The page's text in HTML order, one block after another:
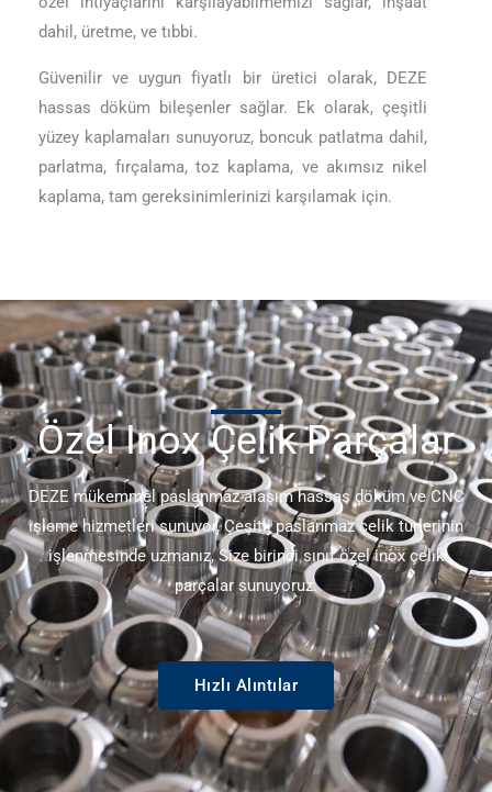
dahil, üretme, ve tıbbi.
Güvenilir ve uygun fiyatlı bir üretici olarak, DEZE
hassas döküm bileşenler sağlar. Ek olarak, çeşitli
yüzey kaplamaları sunuyoruz, boncuk patlatma dahil,
parlatma, fırçalama, toz kaplama, ve akımsız nikel
kaplama, tam gereksinimlerinizi karşılamak için.
Özel Inox Çelik Parçalar
DEZE mükemmel paslanmaz alaşım hassas döküm ve CNC
işleme hizmetleri sunuyor, Çeşitli paslanmaz çelik türlerinin
işlenmesinde uzmanız, Size birinci sınıf özel inox çelik
parçalar sunuyoruz.
Hızlı Alıntılar